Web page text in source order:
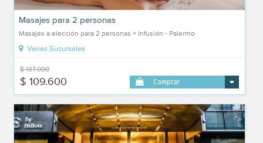
Masajes para 2 personas
Masajes a elección para 2 personas + Infusión - Palermo
Varias Sucursales
$ 137.000
$ 109.600 Comprar